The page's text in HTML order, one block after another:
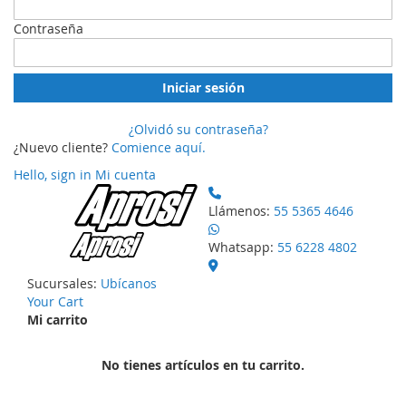
Contraseña
Iniciar sesión
¿Olvidó su contraseña?
¿Nuevo cliente? Comience aquí.
Hello, sign in Mi cuenta
Llámenos: 55 5365 4646
Whatsapp: 55 6228 4802
Sucursales: Ubícanos
Your Cart
Mi carrito
No tienes artículos en tu carrito.